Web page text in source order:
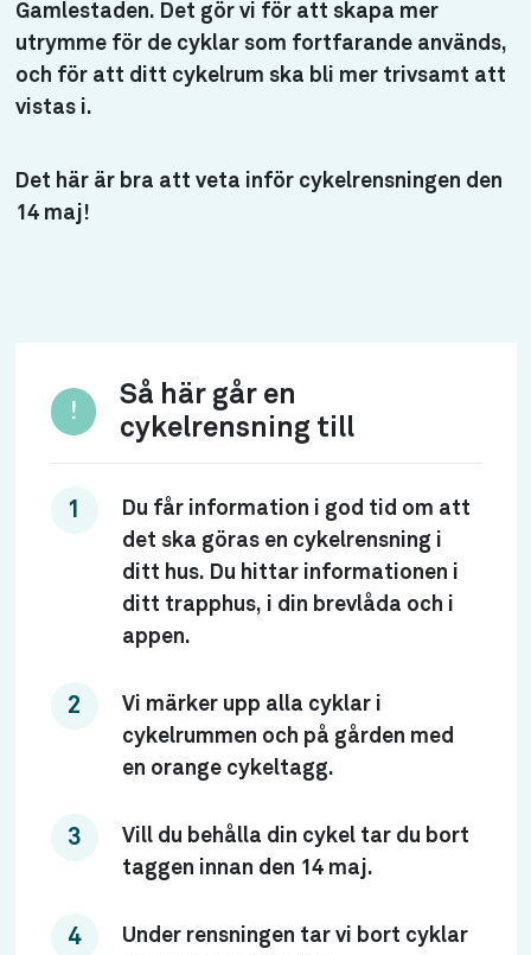
Gamlestaden. Det gör vi för att skapa mer
utrymme för de cyklar som fortfarande används,
och för att ditt cykelrum ska bli mer trivsamt att
vistas i.
Det här är bra att veta inför cykelrensningen den
14 maj!
!
Så här går en
cykelrensning till
Du får information i god tid om att
det ska göras en cykelrensning i
ditt hus. Du hittar informationen i
ditt trapphus, i din brevlåda och i
appen.
Vi märker upp alla cyklar i
cykelrummen och på gården med
en orange cykeltagg.
Vill du behålla din cykel tar du bort
taggen innan den 14 maj.
Under rensningen tar vi bort cyklar